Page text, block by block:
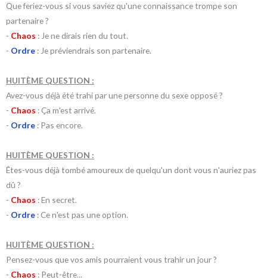
Que feriez-vous si vous saviez qu'une connaissance trompe son
partenaire ?
- Chaos : Je ne dirais rien du tout.
- Ordre : Je préviendrais son partenaire.
HUITÈME QUESTION :
Avez-vous déjà été trahi par une personne du sexe opposé ?
- Chaos : Ça m'est arrivé.
- Ordre : Pas encore.
HUITÈME QUESTION :
Êtes-vous déjà tombé amoureux de quelqu'un dont vous n'auriez pas
dû ?
- Chaos : En secret.
- Ordre : Ce n'est pas une option.
HUITÈME QUESTION :
Pensez-vous que vos amis pourraient vous trahir un jour ?
- Chaos : Peut-être...